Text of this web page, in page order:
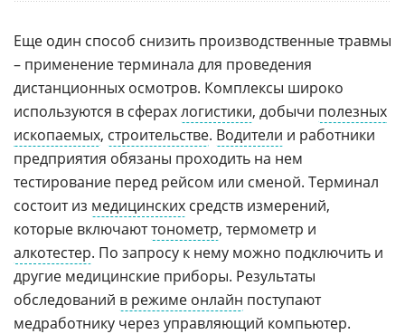
Еще один способ снизить производственные травмы
– применение терминала для проведения
дистанционных осмотров. Комплексы широко
используются в сферахлогистики, добычи полезных
ископаемых, строительстве. Водители и работники
предприятия обязаны проходить на нем
тестирование перед рейсом или сменой. Терминал
состоит из медицинских средств измерений,
которые включаюттонометр, термометр и
алкотестер. По запросу к нему можно подключить и
другие медицинские приборы. Результаты
обследований в режиме онлайн поступают
медработнику через управляющий компьютер.